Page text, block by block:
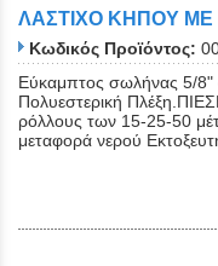
ΛΑΣΤΙΧΟ ΚΗΠΟΥ ΜΕ
Κωδικός Προϊόντος:
Εύκαμπτος σωλήνας 5/8"
Πολυεστερική
ρόλλους των 15-25-50
μεταφορά νερού